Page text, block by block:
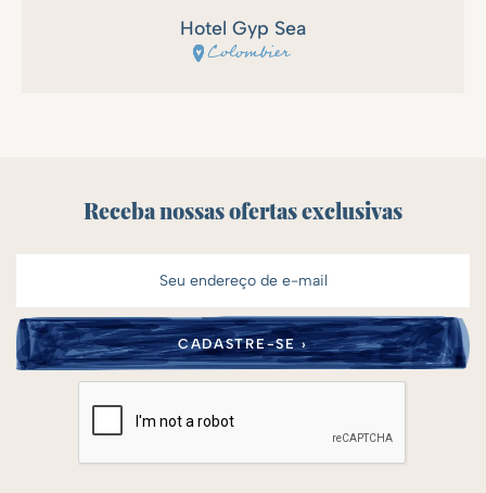
Hotel Gyp Sea
Colombier
Receba nossas ofertas exclusivas